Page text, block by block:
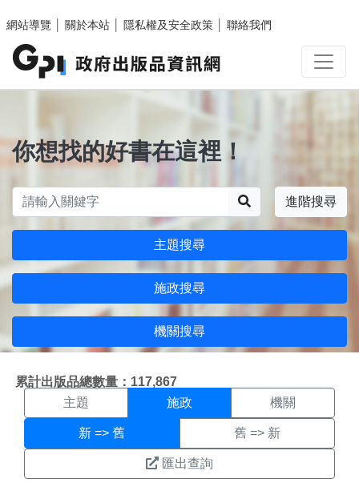
網站導覽
關於本站 隱私權及安全政策 聯絡我們
你想找的好書在這裡！
進階搜尋
主題搜尋
施政搜尋
機關搜尋
累計出版品總數量：117,867
施政搜尋結果頁面
主題 施政 機關
新 => 舊 舊 => 新
匯出查詢